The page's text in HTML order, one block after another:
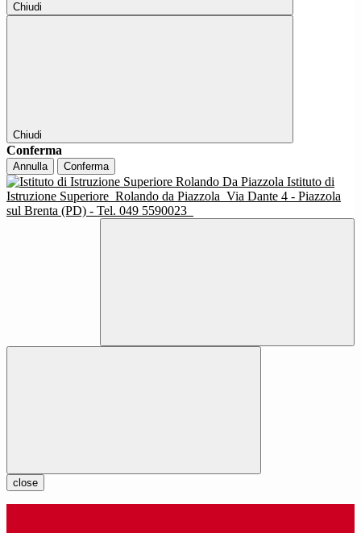
Chiudi
Chiudi
Conferma
Annulla Conferma
Istituto di
Istruzione Superiore Rolando da Piazzola Via Dante 4 - Piazzola
sul Brenta (PD) - Tel. 049 5590023
close